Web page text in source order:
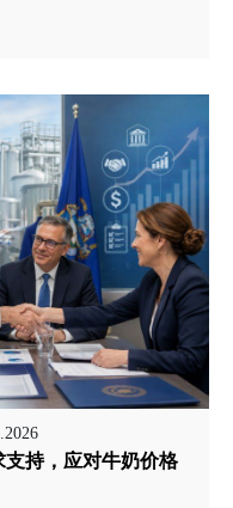
持，应对牛奶价格